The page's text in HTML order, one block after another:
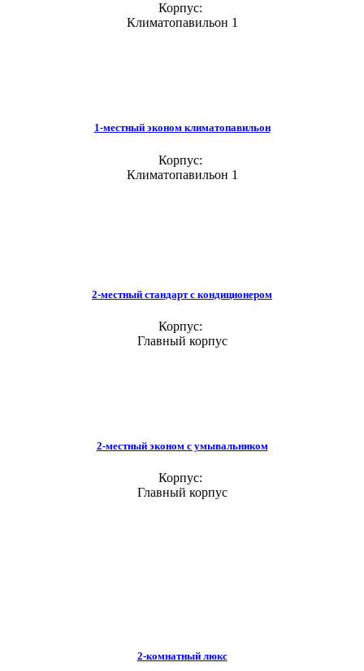
Корпус:
Климатопавильон 1
1-местный эконом климатопавильон
Корпус:
Климатопавильон 1
2-местный стандарт с кондиционером
Корпус:
Главный корпус
2-местный эконом с умывальником
Корпус:
Главный корпус
2-комнатный люкс